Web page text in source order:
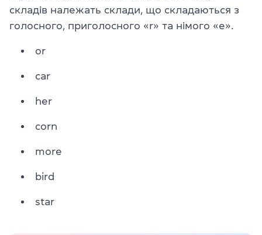
складів належать склади, що складаються з
голосного, приголосного «r» та німого «e».
or
car
her
corn
more
bird
star